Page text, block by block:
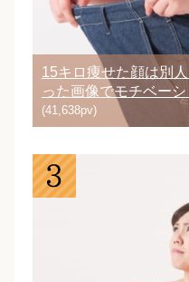
15キロ痩せた顔は別
った画像でモチベー
(41,638pv)